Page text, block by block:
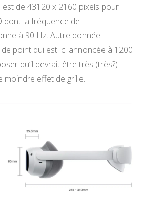
de 43120 x 2160 pixels pour
dont la fréquence de
à 90 Hz. Autre donnée
point qui est ici annoncée à 1200
qu’il devrait être très (très?)
moindre effet de grille.